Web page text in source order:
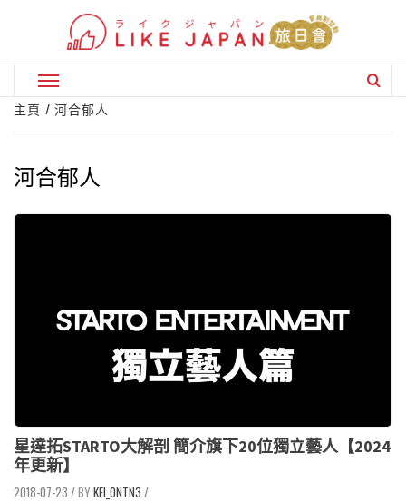
Primary
Menu
主頁 河合郁人
河合郁人
星達拓STARTO大解剖 簡介旗下20位獨立藝人【2024
年更新】
2018-07-23 / KEI_ONTN3 /